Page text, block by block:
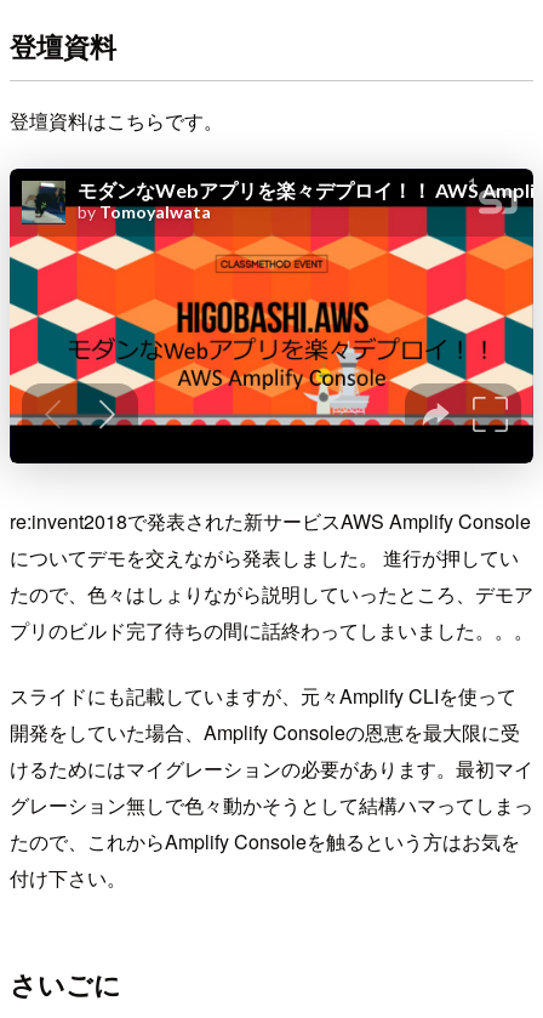
登壇資料
登壇資料はこちらです。
re:invent2018で発表された新サービスAWS Amplify Console
についてデモを交えながら発表しました。 進行が押してい
たので、色々はしょりながら説明していったところ、デモア
プリのビルド完了待ちの間に話終わってしまいました。。。
スライドにも記載していますが、元々Amplify CLIを使って
開発をしていた場合、Amplify Consoleの恩恵を最大限に受
けるためにはマイグレーションの必要があります。最初マイ
グレーション無しで色々動かそうとして結構ハマってしまっ
たので、これからAmplify Consoleを触るという方はお気を
付け下さい。
さいごに